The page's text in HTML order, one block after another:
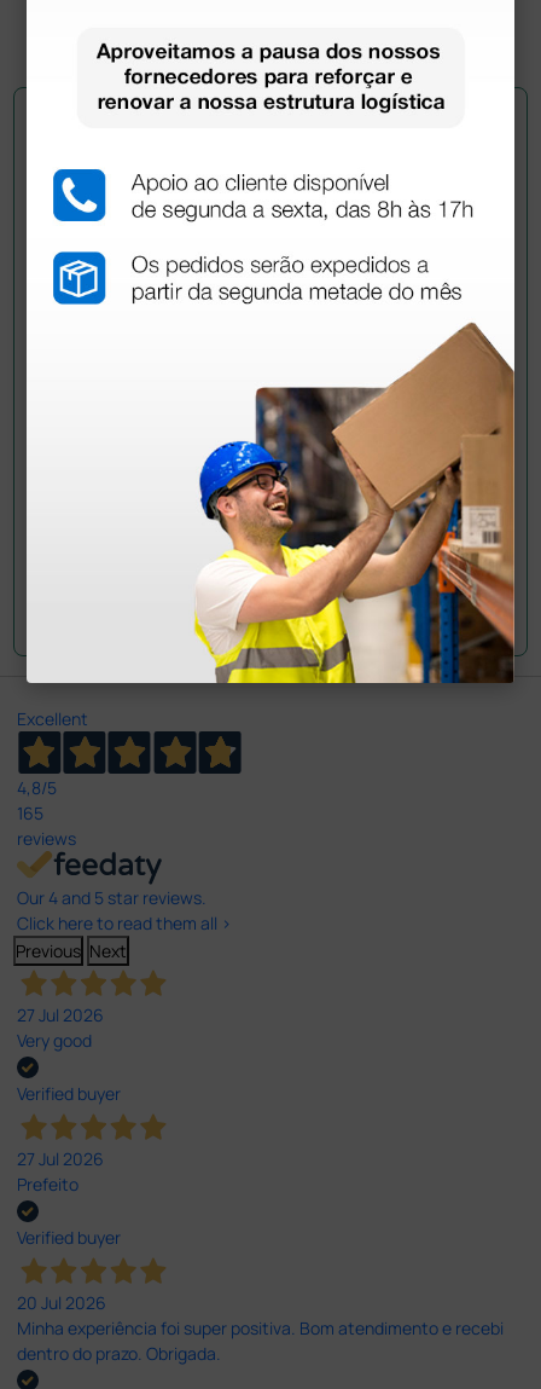
Pergunte a um colega
esclarecimentos? Envie agora a sua questão aos
colegas que já adquiriram este produto.
Envie a sua questão
Excellent
4,8/5
165
reviews
Our 4 and 5 star reviews.
Click here to read them all >
Previous Next
27 Jul 2026
Very good
Verified buyer
27 Jul 2026
Prefeito
Verified buyer
20 Jul 2026
Minha experiência foi super positiva. Bom atendimento e recebi
dentro do prazo. Obrigada.